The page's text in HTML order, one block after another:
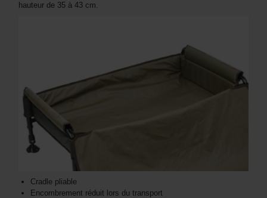
hauteur de 35 à 43 cm.
Cradle pliable
Encombrement réduit lors du transport